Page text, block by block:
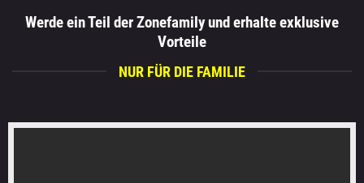
Werde ein Teil der Zonefamily und erhalte exklusive
Vorteile
NUR FÜR DIE FAMILIE